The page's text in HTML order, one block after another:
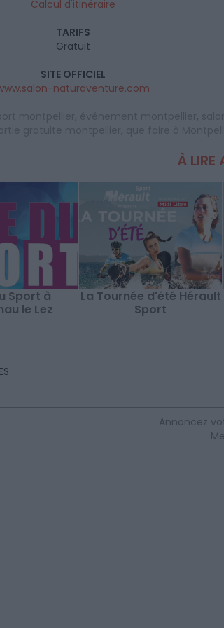
Calcul d'itinéraire
TARIFS
Gratuit
SITE OFFICIEL
naturaventure.com
, ,
,
À LIRE
Sport à
le Lez
La Tournée d'été Hérault
Sport
Annoncez